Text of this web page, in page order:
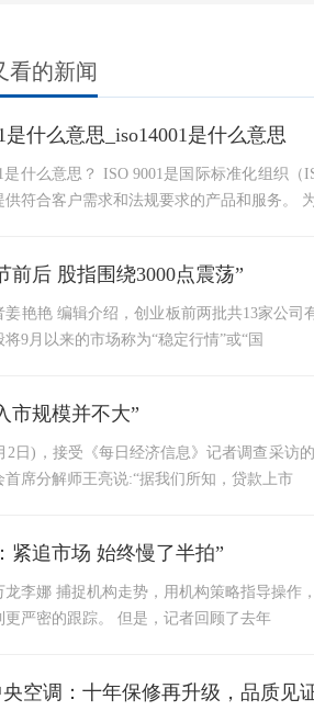
看的新闻
是什么意思_iso14001是什么意思
是什么意思？ ISO 9001是国际标准化组织
供符合客户需求和法规要求的产品和服务。
前后 股指围绕3000点震荡”
姜艳艳 编辑介绍，创业板前两批共13家公司
9月以来的市场称为“稳定行情”或“国
市规模并不大”
2日)，接受《每日经济信息》记者调查采访
首席分解师王亮说:“据我们所知，贷款上市
紧追市场 始终慢了半拍”
龙李娜 捕捉机构走势，用机构策略指导操作
更严密的跟踪。 但是，记者回顾了去年
空调：十年保修再升级，品质见